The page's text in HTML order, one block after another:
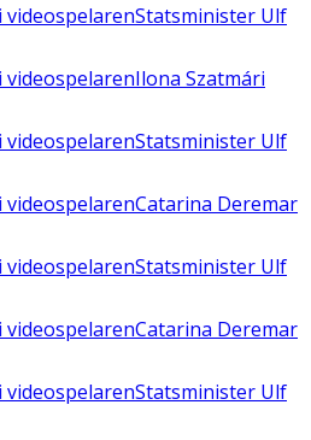
i videospelarenStatsminister Ulf
i videospelarenIlona Szatmári
i videospelarenStatsminister Ulf
i videospelarenCatarina Deremar
i videospelarenStatsminister Ulf
Catarina Deremar
i videospelarenStatsminister Ulf